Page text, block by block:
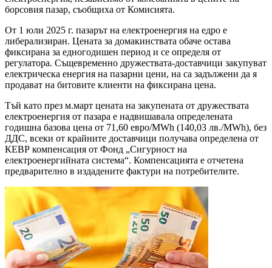
борсовия пазар, съобщиха от Комисията.
От 1 юли 2025 г. пазарът на електроенергия на едро е
либерализиран. Цената за домакинствата обаче остава
фиксирана за едногодишен период и се определя от
регулатора. Същевременно дружествата-доставчици закупуват
електрическа енергия на пазарни цени, на са задължени да я
продават на битовите клиенти на фиксирана цена.
Тъй като през м.март цената на закупената от дружествата
електроенергия от пазара е надвишавала определената
годишна базова цена от 71,60 евро/MWh (140,03 лв./MWh), без
ДДС, всеки от крайните доставчици получава определена от
КЕВР компенсация от Фонд „Сигурност на
електроенергийната система“. Компенсацията е отчетена
предварително в издадените фактури на потребителите.